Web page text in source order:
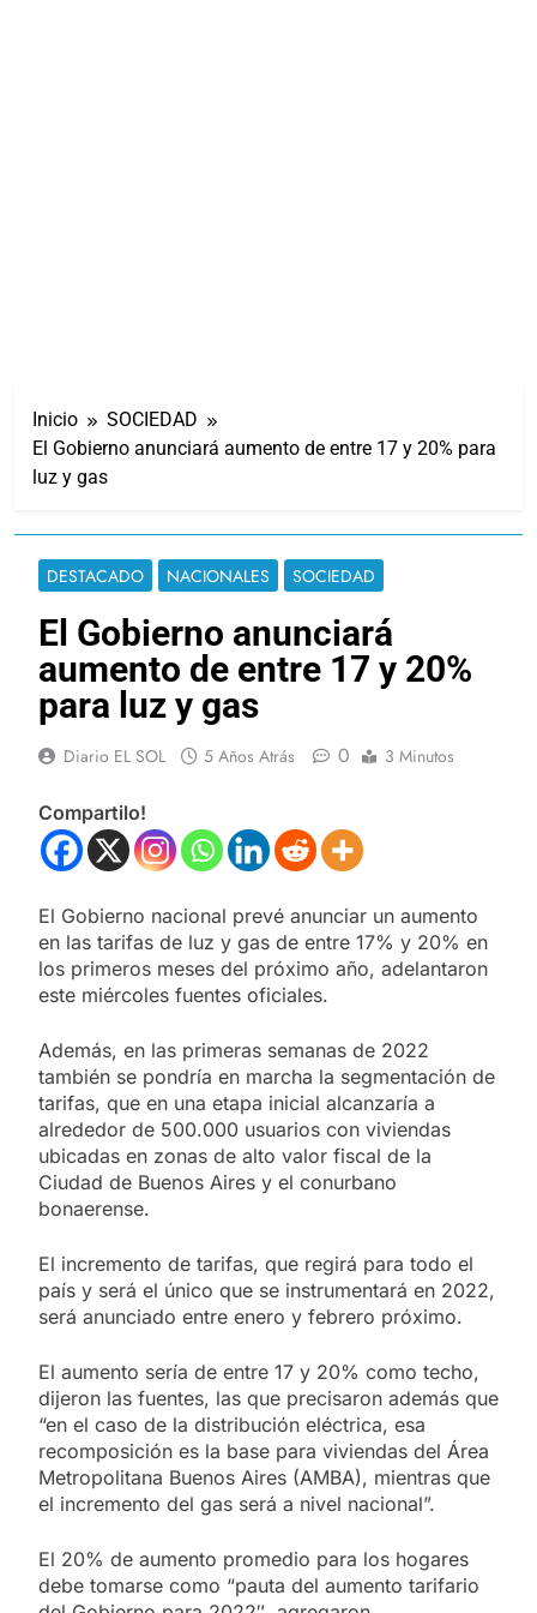
Inicio
SOCIEDAD
El Gobierno anunciará aumento de entre 17 y 20% para
luz y gas
DESTACADO NACIONALES SOCIEDAD
El Gobierno anunciará
aumento de entre 17 y 20%
para luz y gas
Diario EL SOL 5 Años Atrás 0 3 Minutos
Compartilo!
El Gobierno nacional prevé anunciar un aumento
en las tarifas de luz y gas de entre 17% y 20% en
los primeros meses del próximo año, adelantaron
este miércoles fuentes oficiales.
Además, en las primeras semanas de 2022
también se pondría en marcha la segmentación de
tarifas, que en una etapa inicial alcanzaría a
alrededor de 500.000 usuarios con viviendas
ubicadas en zonas de alto valor fiscal de la
Ciudad de Buenos Aires y el conurbano
bonaerense.
El incremento de tarifas, que regirá para todo el
país y será el único que se instrumentará en 2022,
será anunciado entre enero y febrero próximo.
El aumento sería de entre 17 y 20% como techo,
dijeron las fuentes, las que precisaron además que
“en el caso de la distribución eléctrica, esa
recomposición es la base para viviendas del Área
Metropolitana Buenos Aires (AMBA), mientras que
el incremento del gas será a nivel nacional”.
El 20% de aumento promedio para los hogares
debe tomarse como “pauta del aumento tarifario